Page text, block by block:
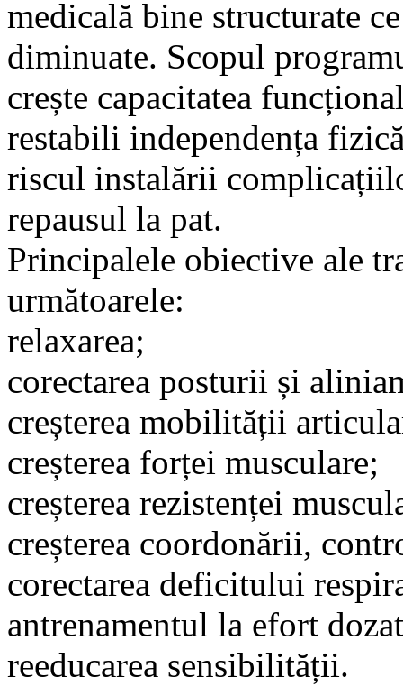
medicală bine structurate
diminuate. Scopul
crește capacitatea
restabili independența
riscul instalării
repausul la pat.
Principalele obiective ale
următoarele:
relaxarea;
corectarea posturii și
creșterea mobilității
creșterea forței musculare;
creșterea rezistenței
creșterea coordonării,
corectarea deficitului
antrenamentul la efort
reeducarea sensibilității.